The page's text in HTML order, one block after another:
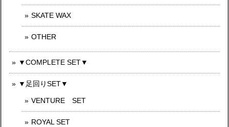
SKATE WAX
OTHER
▼COMPLETE SET▼
▼足回りSET▼
VENTURE SET
ROYAL SET